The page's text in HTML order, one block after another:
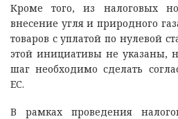
Кроме того, из налоговых
внесение угля и природного
товаров с уплатой по нулевой
этой инициативы не указаны,
шаг необходимо сделать
ЕС.
В рамках проведения